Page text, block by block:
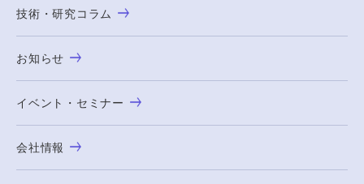
技術・研究コラム
お知らせ
イベント・セミナー
会社情報